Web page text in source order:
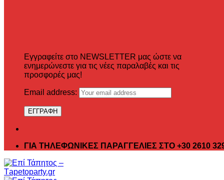
Εγγραφείτε στο NEWSLETTER μας ώστε να
ενημερώνεστε για τις νέες παραλαβές και τις
προσφορές μας!
Email address:
ΓΙΑ ΤΗΛΕΦΩΝΙΚΕΣ ΠΑΡΑΓΓΕΛΙΕΣ ΣΤΟ +30 2610